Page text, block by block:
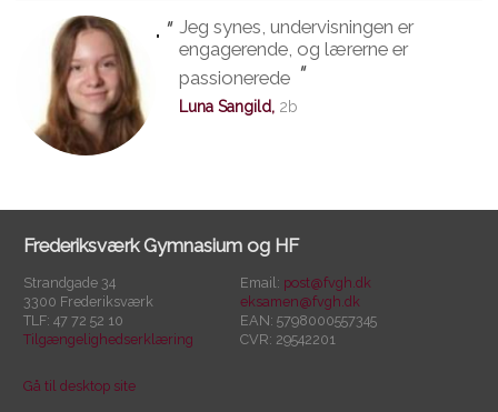
" " Jeg synes, undervisningen er
engagerende, og lærerne er
passionerede "
Luna Sangild, 2b
Frederiksværk Gymnasium og HF
Strandgade 34
3300 Frederiksværk
TLF: 47 72 52 10
Tilgængelighedserklæring
Email: post@fvgh.dk
eksamen@fvgh.dk
EAN: 5798000557345
CVR: 29542201
Gå til desktop site